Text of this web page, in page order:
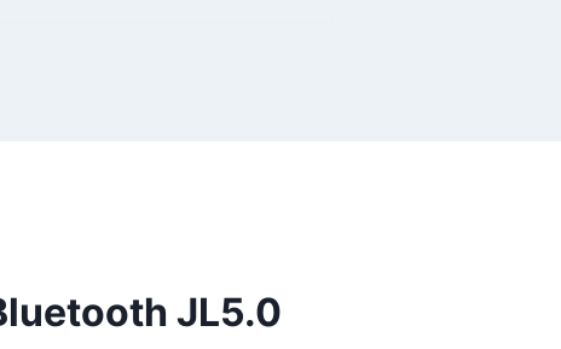
JL5.0